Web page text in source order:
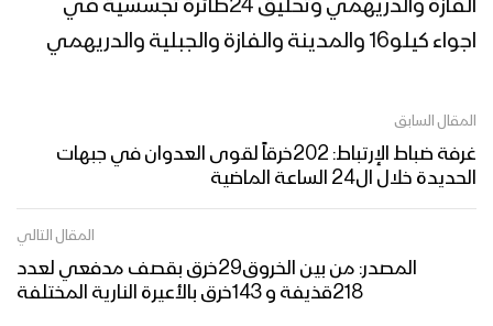
الفازة والدريهمي وتحليق 24طائرة تجسسية في
اجواء كيلو16 والمدينة والفازة والجبلية والدريهمي
المقال السابق
غرفة ضباط الإرتباط: 202خرقاً لقوى العدوان في جبهات
الحديدة خلال ال24 الساعة الماضية
المقال التالي
المصدر: من بين الخروق29خرق بقصف مدفعي لعدد
218قذيفة و 143خرق بالأعيرة النارية المختلفة